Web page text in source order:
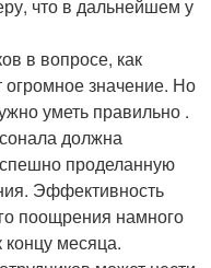
что в дальнейшем у
в вопросе, как
огромное значение. Но
уметь правильно .
должна
проделанную
Эффективность
поощрения намного
месяца.